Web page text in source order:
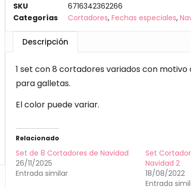
SKU
6716342362266
Categorías
Cortadores, Fechas especiales,
Descripción
1 set con 8 cortadores variados con
para galletas.
El color puede variar.
Relacionado
Set de 8 Cortadores de Navidad
26/11/2025
Entrada similar
Set
Navidad 2
18/08/2022
Entrada